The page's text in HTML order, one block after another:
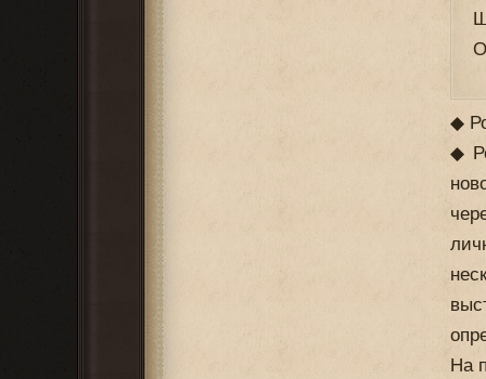
◆
◆
На